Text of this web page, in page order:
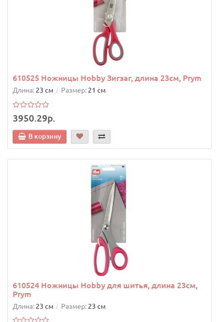
610525 Ножницы Hobby Зигзаг, длина 23см, Prym
Длина: 23 см Размер: 21 см
3950.29р.
В корзину
610524 Ножницы Hobby для шитья, длина 23см,
Prym
Длина: 23 см Размер: 23 см